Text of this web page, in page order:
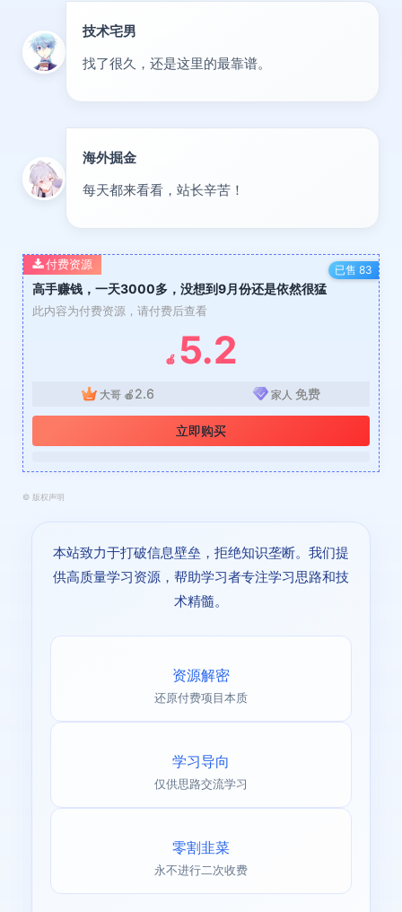
技术宅男
找了很久，还是这里的最靠谱。
海外掘金
每天都来看看，站长辛苦！
高手赚钱，一天3000多，没想到9月份还是依然很猛
此内容为付费资源，请付费后查看
🍎 5.2
大哥 🍎 2.6 家人 免费
立即购买
付费资源 已售 83
© 版权声明
本站致力于打破信息壁垒，拒绝知识垄断。我们提
供高质量学习资源，帮助学习者专注学习思路和技
术精髓。
资源解密
还原付费项目本质
学习导向
仅供思路交流学习
零割韭菜
永不进行二次收费